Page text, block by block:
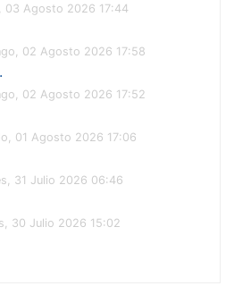
03 Agosto 2026 17:44
02 Agosto 2026 17:58
02 Agosto 2026 17:52
01 Agosto 2026 17:06
31 Julio 2026 06:46
30 Julio 2026 15:02